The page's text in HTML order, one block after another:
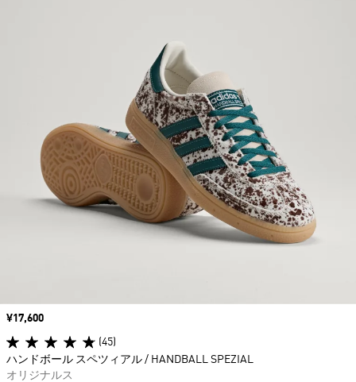
価格
¥17,600
(45)
ハンドボール スペツィアル / HANDBALL SPEZIAL
オリジナルス